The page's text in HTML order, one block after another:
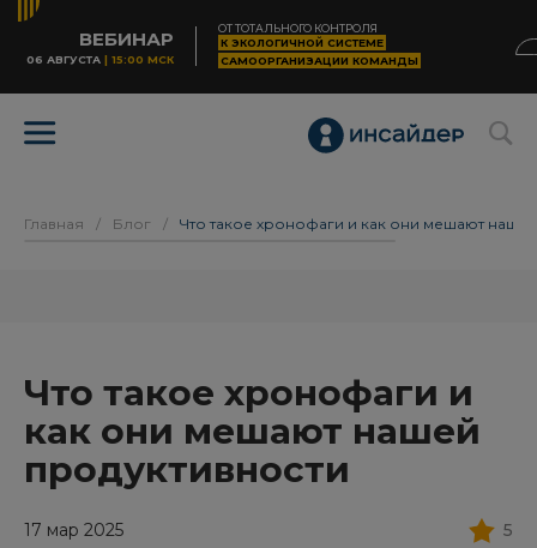
ВЕБИНАР
06 АВГУСТА | 15:00 МСК
ОТ ТОТАЛЬНОГО КОНТРОЛЯ
К ЭКОЛОГИЧНОЙ СИСТЕМЕ
САМООРГАНИЗАЦИИ КОМАНДЫ
Главная / Блог / Что такое хронофаги и как они мешают
Что такое хронофаги и
как они мешают нашей
продуктивности
17 мар 2025 5